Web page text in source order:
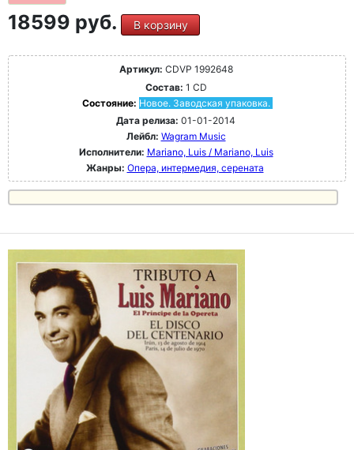
18599 руб. В корзину
Артикул: CDVP 1992648
Состав: 1 CD
Состояние: Новое. Заводская упаковка.
Дата релиза: 01-01-2014
Лейбл: Wagram Music
Исполнители: Mariano, Luis / Mariano, Luis
Жанры: Опера, интермедия, серената